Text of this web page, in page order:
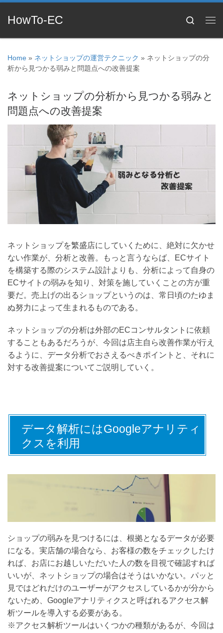
HowTo-EC Search
Home » ネットショップの運営テクニック » ネットショップの分
析から見つかる弱みと問題点への改善提案
ネットショップの分析から見つかる弱みと
問題点への改善提案
ネットショップを繁盛店にしていくために、絶対に欠かせ
ない作業が、分析と改善。もっと言うならば、ECサイト
を構築する際のシステム設計よりも、分析によって自身の
ECサイトの弱みを知り、対策を施していくことの方が重
要だ。売上げの出るショップというのは、常日頃のたゆま
ぬ努力によって生まれるものである。
ネットショップの分析は外部のECコンサルタントに依頼
することもあるだろうが、今回は店主自ら改善作業が行え
るように、データ分析でおさえるべきポイントと、それに
対する改善提案についてご説明していく。
データ解析にはGoogleアナリティ
クスを利用
ショップの弱みを見つけるには、根拠となるデータが必要
になる。実店舗の場合なら、お客様の数をチェックしたけ
れば、お店にお越しいただいた人の数を目視で確認すれば
いいが、ネットショップの場合はそうはいかない。パッと
見ではどれだけのユーザーがアクセスしているかが分から
ないため、Googleアナリティクスと呼ばれるアクセス解
析ツールを導入する必要がある。
※アクセス解析ツールはいくつかの種類があるが、今回は